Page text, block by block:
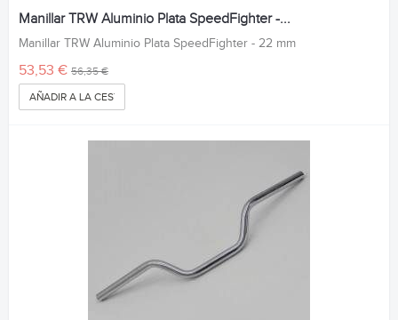
Manillar TRW Aluminio Plata SpeedFighter -...
Manillar TRW Aluminio Plata SpeedFighter - 22 mm
53,53 € 56,35 €
AÑADIR A LA CESTA